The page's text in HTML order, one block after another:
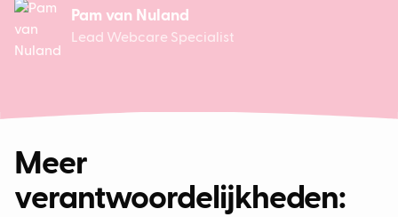
Pam van Nuland
Lead Webcare Specialist
Meer
verantwoordelijkheden: